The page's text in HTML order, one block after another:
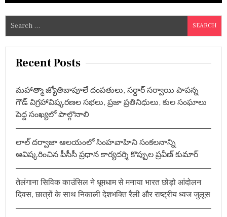
e
a
Recent Posts
మహాత్మా జ్యోతిబాపూలే దంపతులు, సర్దార్ సర్వాయి పాపన్న
గౌడ్ విగ్రహావిష్కరణల సభలు, ప్రజా ప్రతినిధులు, కుల సంఘాలు
పెద్ద సంఖ్యలో పాల్గొనాలి
లాల్ దర్వాజా ఆలయంలో సింహవాహిని సంకలనాన్ని
ఆవిష్కరించిన పీసీసీ ప్రధాన కార్యదర్శి కొప్పుల ప్రవీణ్ కుమార్
तेलंगाना सिविक काउंसिल ने धूमधाम से मनाया भारत छोड़ो आंदोलन
दिवस, छात्रों के साथ निकाली देशभक्ति रैली और राष्ट्रीय ध्वज जुलूस